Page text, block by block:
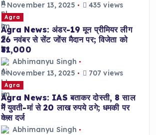
November 13, 2025
435 views
Agra
Agra News: अंडर-19 मून प्रीमियर लीग
26 नवंबर से सेंट जोंस मैदान पर; विजेता को
₹31,000
Abhimanyu Singh
November 13, 2025
707 views
Agra
Agra News: IAS बताकर दोस्ती, 8 साल
में युवती-मां से 20 लाख रुपये ठगे; धमकी पर
केस दर्ज
Abhimanyu Singh